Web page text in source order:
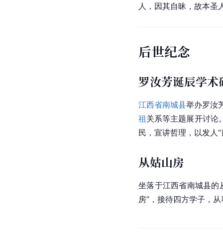
人，因其自昧，故本圣
后世纪念
罗汝芳诞辰学术
江西省南城县举办罗汝
祖关系等主题展开讨论
民，宣讲哲理，以发人
从姑山房
坐落于江西省南城县的
房”，接待四方学子，